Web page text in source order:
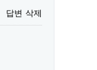
답변 삭제